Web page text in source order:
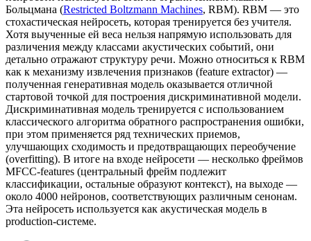
Больцмана (Restricted Boltzmann Machines, RBM). RBM — это
стохастическая нейросеть, которая тренируется без учителя.
Хотя выученные ей веса нельзя напрямую использовать для
различения между классами акустических событий, они
детально отражают структуру речи. Можно относиться к RBM
как к механизму извлечения признаков (feature extractor) —
полученная генеративная модель оказывается отличной
стартовой точкой для построения дискриминативной модели.
Дискриминативная модель тренируется с использованием
классического алгоритма обратного распространения ошибки,
при этом применяется ряд технических приемов,
улучшающих сходимость и предотвращающих переобучение
(overfitting). В итоге на входе нейросети — несколько фреймов
MFCC-features (центральный фрейм подлежит
классификации, остальные образуют контекст), на выходе —
около 4000 нейронов, соответствующих различным сенонам.
Эта нейросеть используется как акустическая модель в
production-системе.